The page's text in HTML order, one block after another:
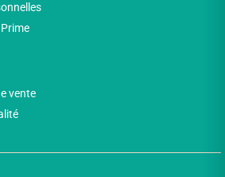
vente